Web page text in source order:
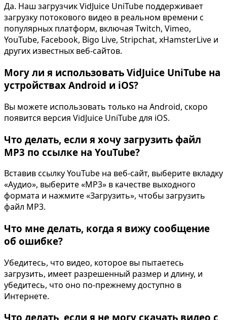
Да. Наш загрузчик VidJuice UniTube поддерживает
загрузку потокового видео в реальном времени с
популярных платформ, включая Twitch, Vimeo,
YouTube, Facebook, Bigo Live, Stripchat, xHamsterLive и
других известных веб-сайтов.
Могу ли я использовать VidJuice UniTube на
устройствах Android и iOS?
Вы можете использовать только на Android, скоро
появится версия VidJuice UniTube для iOS.
Что делать, если я хочу загрузить файл
MP3 по ссылке на YouTube?
Вставив ссылку YouTube на веб-сайт, выберите вкладку
«Аудио», выберите «MP3» в качестве выходного
формата и нажмите «Загрузить», чтобы загрузить
файл MP3.
Что мне делать, когда я вижу сообщение
об ошибке?
Убедитесь, что видео, которое вы пытаетесь
загрузить, имеет разрешенный размер и длину, и
убедитесь, что оно по-прежнему доступно в
Интернете.
Что делать, если я не могу скачать видео с